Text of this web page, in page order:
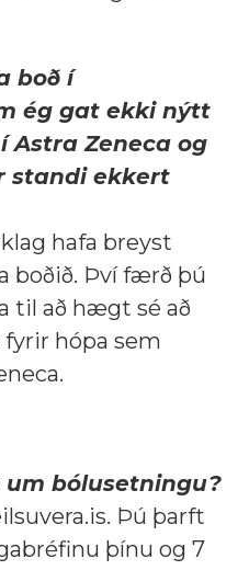
boð í
ég gat ekki nýtt
Astra Zeneca og
standi ekkert
hafa breyst
boðið. Því færð þú
til að hægt sé að
hópa sem
bólusetningu?
Þú þarft
þínu og 7